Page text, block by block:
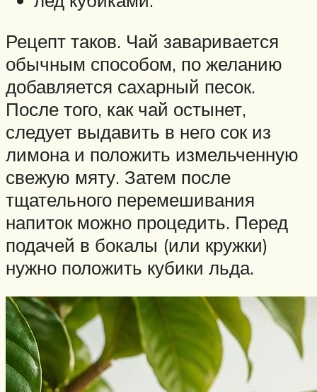
Рецепт таков. Чай заваривается
обычным способом, по желанию
добавляется сахарный песок.
После того, как чай остынет,
следует выдавить в него сок из
лимона и положить измельченную
свежую мяту. Затем после
тщательного перемешивания
напиток можно процедить. Перед
подачей в бокалы (или кружки)
нужно положить кубики льда.